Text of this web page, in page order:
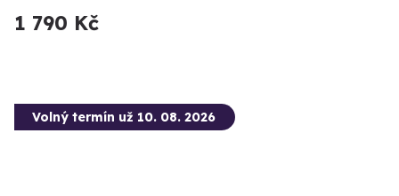
1 790 Kč
Volný termín už 10. 08. 2026